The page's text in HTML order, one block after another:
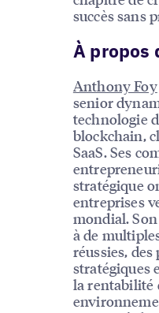
succès sans
À propos
Anthony Foy
senior
technologie
blockchain,
SaaS. Ses
stratégique
entreprises
mondial. Son
à de
réussies,
stratégiques
la rentabilité